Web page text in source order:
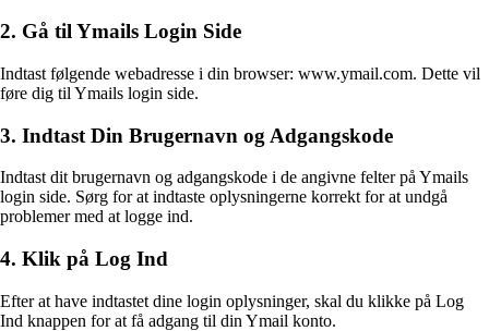
2. Gå til Ymails Login Side
Indtast følgende webadresse i din browser: www.ymail.com. Dette vil
føre dig til Ymails login side.
3. Indtast Din Brugernavn og Adgangskode
Indtast dit brugernavn og adgangskode i de angivne felter på Ymails
login side. Sørg for at indtaste oplysningerne korrekt for at undgå
problemer med at logge ind.
4. Klik på Log Ind
Efter at have indtastet dine login oplysninger, skal du klikke på Log
Ind knappen for at få adgang til din Ymail konto.